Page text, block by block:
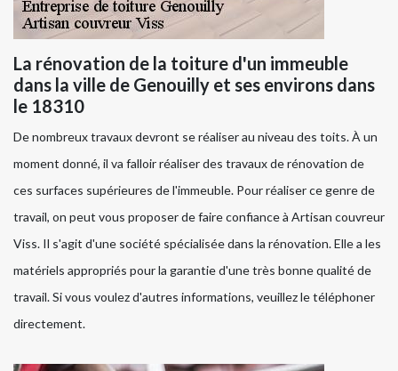
La rénovation de la toiture d'un immeuble
dans la ville de Genouilly et ses environs dans
le 18310
De nombreux travaux devront se réaliser au niveau des toits. À un
moment donné, il va falloir réaliser des travaux de rénovation de
ces surfaces supérieures de l'immeuble. Pour réaliser ce genre de
travail, on peut vous proposer de faire confiance à Artisan couvreur
Viss. Il s'agit d'une société spécialisée dans la rénovation. Elle a les
matériels appropriés pour la garantie d'une très bonne qualité de
travail. Si vous voulez d'autres informations, veuillez le téléphoner
directement.